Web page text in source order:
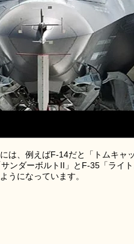
は、例えばF-14だと「トムキャ
ンダーボルトII」とF-35「ライ
うになっています。